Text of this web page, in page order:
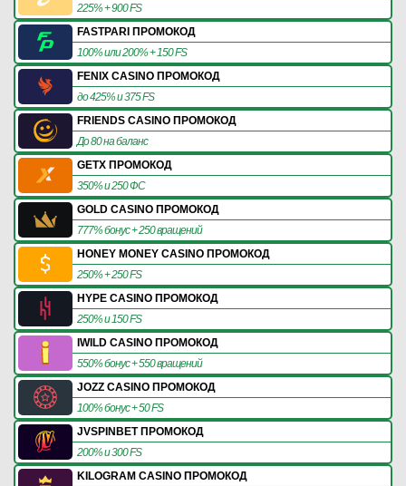
225% + 900 FS
FASTPARI ПРОМОКОД
100% или 200% + 150 FS
FENIX CASINO ПРОМОКОД
до 425% и 375 FS
FRIENDS CASINO ПРОМОКОД
До 80 на баланс
GETX ПРОМОКОД
350% и 250 ФС
GOLD CASINO ПРОМОКОД
777% бонус + 250 вращений
HONEY MONEY CASINO ПРОМОКОД
250% + 250 FS
HYPE CASINO ПРОМОКОД
250% и 150 FS
IWILD CASINO ПРОМОКОД
550% бонус + 550 вращений
JOZZ CASINO ПРОМОКОД
100% бонус + 50 FS
JVSPINBET ПРОМОКОД
200% и 300 FS
KILOGRAM CASINO ПРОМОКОД